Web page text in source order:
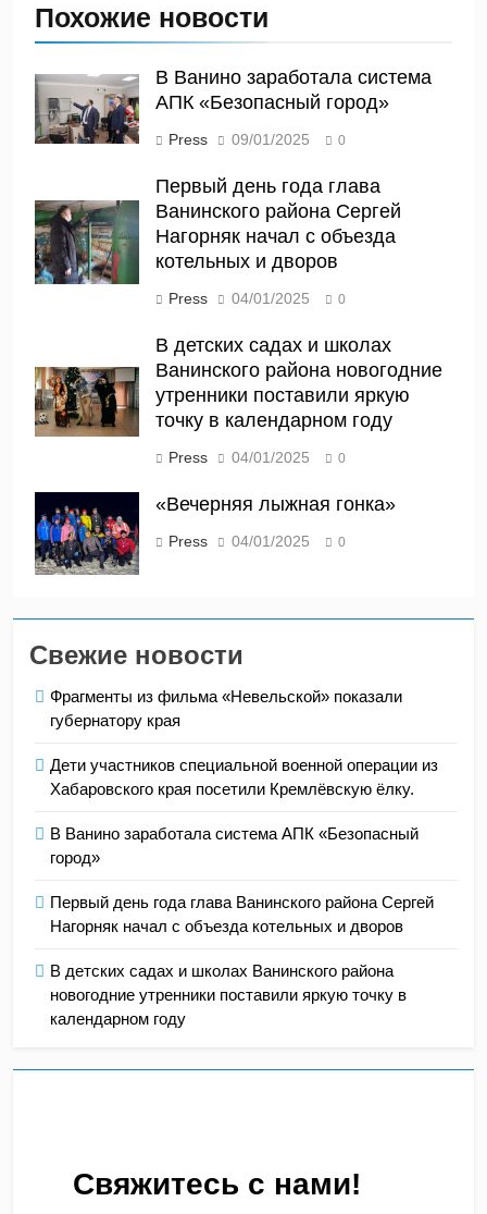
Похожие новости
В Ванино заработала система
АПК «Безопасный город»
Press 09/01/2025 0
Первый день года глава
Ванинского района Сергей
Нагорняк начал с объезда
котельных и дворов
Press 04/01/2025 0
В детских садах и школах
Ванинского района новогодние
утренники поставили яркую
точку в календарном году
Press 04/01/2025 0
«Вечерняя лыжная гонка»
Press 04/01/2025 0
Свежие новости
Фрагменты из фильма «Невельской» показали
губернатору края
Дети участников специальной военной операции из
Хабаровского края посетили Кремлёвскую ёлку.
В Ванино заработала система АПК «Безопасный
город»
Первый день года глава Ванинского района Сергей
Нагорняк начал с объезда котельных и дворов
В детских садах и школах Ванинского района
новогодние утренники поставили яркую точку в
календарном году
Свяжитесь с нами!